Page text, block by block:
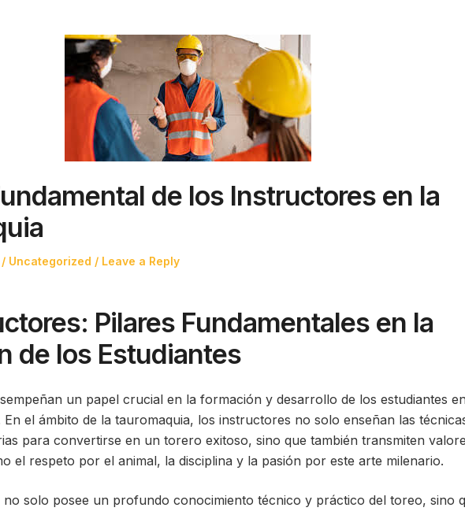
de los Instructores en la
Posted
Uncategorized Leave a Reply
Pilares Fundamentales en la
de los Estudiantes
un papel crucial en la formación y desarrollo de los estudiantes
En el ámbito de la tauromaquia, los instructores no solo enseñan las
para convertirse en un torero exitoso, sino que también transmiten
el respeto por el animal, la disciplina y la pasión por este arte milenario.
solo posee un profundo conocimiento técnico y práctico del toreo, sino